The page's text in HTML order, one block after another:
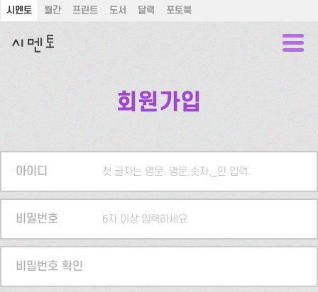
시멘토 월간 프린트 도서 달력 포토북
회원가입
아이디 첫 글자는 영문. 영문,숫자,_만 입력.
비밀번호 6자 이상 입력하세요.
비밀번호 확인